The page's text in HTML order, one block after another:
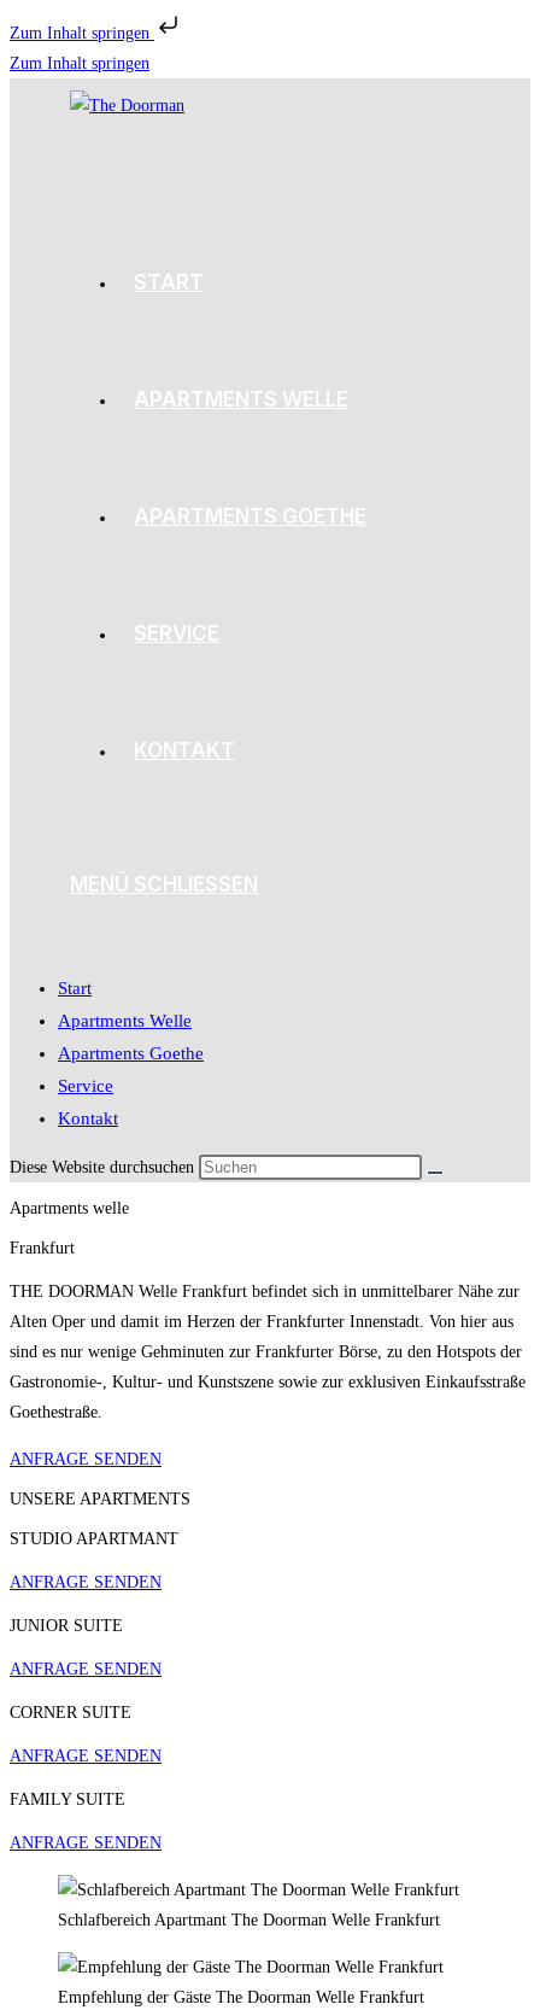
Zum Inhalt springen
Zum Inhalt springen
START
APARTMENTS WELLE
APARTMENTS GOETHE
SERVICE
KONTAKT
MENÜ SCHLIESSEN
Start
Apartments Welle
Apartments Goethe
Service
Kontakt
Diese Website durchsuchen
Apartments welle
Frankfurt
THE DOORMAN Welle Frankfurt befindet sich in unmittelbarer Nähe zur
Alten Oper und damit im Herzen der Frankfurter Innenstadt. Von hier aus
sind es nur wenige Gehminuten zur Frankfurter Börse, zu den Hotspots der
Gastronomie-, Kultur- und Kunstszene sowie zur exklusiven Einkaufsstraße
Goethestraße.
ANFRAGE SENDEN
UNSERE APARTMENTS
STUDIO APARTMANT
ANFRAGE SENDEN
JUNIOR SUITE
ANFRAGE SENDEN
CORNER SUITE
ANFRAGE SENDEN
FAMILY SUITE
ANFRAGE SENDEN
Schlafbereich Apartmant The Doorman Welle Frankfurt
Empfehlung der Gäste The Doorman Welle Frankfurt